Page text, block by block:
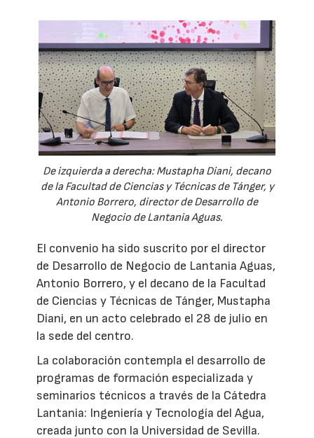
De izquierda a derecha: Mustapha Diani, decano
de la Facultad de Ciencias y Técnicas de Tánger, y
Antonio Borrero, director de Desarrollo de
Negocio de Lantania Aguas.
El convenio ha sido suscrito por el director
de Desarrollo de Negocio de Lantania Aguas,
Antonio Borrero, y el decano de la Facultad
de Ciencias y Técnicas de Tánger, Mustapha
Diani, en un acto celebrado el 28 de julio en
la sede del centro.
La colaboración contempla el desarrollo de
programas de formación especializada y
seminarios técnicos a través de la Cátedra
Lantania: Ingeniería y Tecnología del Agua,
creada junto con la Universidad de Sevilla.